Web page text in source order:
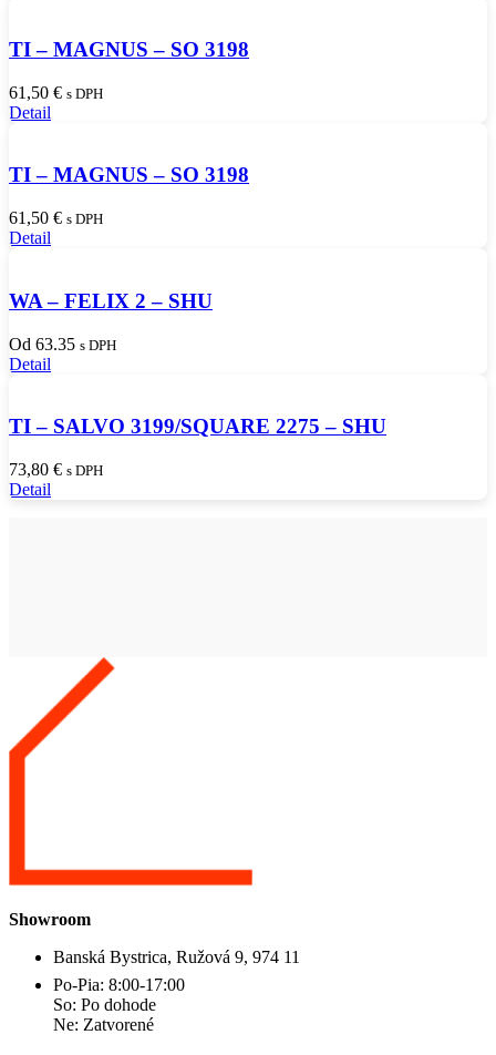
TI – MAGNUS – SO 3198
61,50 € s DPH
Detail
TI – MAGNUS – SO 3198
61,50 € s DPH
Detail
WA – FELIX 2 – SHU
Od 63.35 s DPH
Detail
TI – SALVO 3199/SQUARE 2275 – SHU
73,80 € s DPH
Detail
Showroom
Banská Bystrica, Ružová 9, 974 11
Po-Pia: 8:00-17:00
So: Po dohode
Ne: Zatvorené